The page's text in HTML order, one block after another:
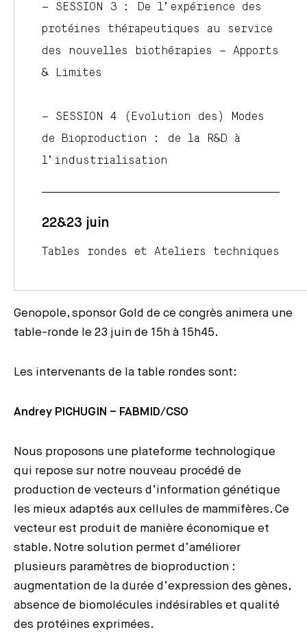
– SESSION 3 : De l’expérience des
protéines thérapeutiques au service
des nouvelles biothérapies – Apports
& Limites
– SESSION 4 (Evolution des) Modes
de Bioproduction : de la R&D à
l’industrialisation
22&23 juin
Tables rondes et Ateliers techniques
Genopole, sponsor Gold de ce congrès animera une
table-ronde le 23 juin de 15h à 15h45.
Les intervenants de la table rondes sont:
Andrey PICHUGIN – FABMID/CSO
Nous proposons une plateforme technologique
qui repose sur notre nouveau procédé de
production de vecteurs d’information génétique
les mieux adaptés aux cellules de mammifères. Ce
vecteur est produit de manière économique et
stable. Notre solution permet d’améliorer
plusieurs paramètres de bioproduction :
augmentation de la durée d’expression des gènes,
absence de biomolécules indésirables et qualité
des protéines exprimées.